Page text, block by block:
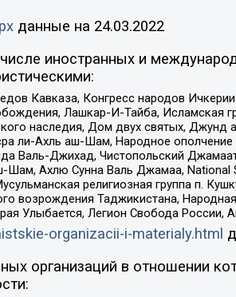
данные на 24.03.2022
иностранных и
Кавказа, Конгресс народов Ичкерии
Лашкар-И-Тайба, Исламская
наследия, Дом двух святых,
ли-Ахль аш-Шам, Народное
Валь-Джихад, Чистопольский
Ахлю Сунна Валь Джамаа, National
религиозная группа п.
возрождения Таджикистана,
Улыбается, Легион Свобода России,
organizacii-i-materialy.html
организаций в отношении